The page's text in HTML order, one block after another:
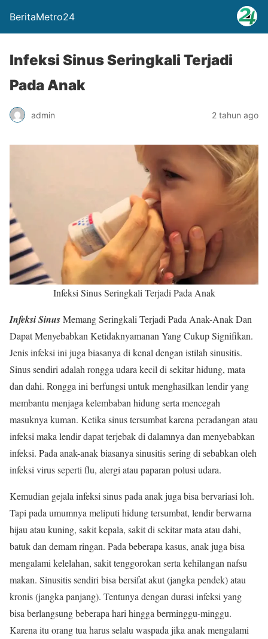
BeritaMetro24
Infeksi Sinus Seringkali Terjadi
Pada Anak
admin 2 tahun ago
Infeksi Sinus Seringkali Terjadi Pada Anak
Infeksi SinusMemang Seringkali Terjadi Pada Anak-Anak Dan
Dapat Menyebabkan Ketidaknyamanan Yang Cukup Signifikan.
Jenis infeksi ini juga biasanya di kenal dengan istilah sinusitis.
Sinus sendiri adalah rongga udara kecil di sekitar hidung, mata
dan dahi. Rongga ini berfungsi untuk menghasilkan lendir yang
membantu menjaga kelembaban hidung serta mencegah
masuknya kuman. Ketika sinus tersumbat karena peradangan atau
infeksi maka lendir dapat terjebak di dalamnya dan menyebabkan
infeksi. Pada anak-anak biasanya sinusitis sering di sebabkan oleh
infeksi virus seperti flu, alergi atau paparan polusi udara.
Kemudian gejala infeksi sinus pada anak juga bisa bervariasi loh.
Tapi pada umumnya meliputi hidung tersumbat, lendir berwarna
hijau atau kuning, sakit kepala, sakit di sekitar mata atau dahi,
batuk dan demam ringan. Pada beberapa kasus, anak juga bisa
mengalami kelelahan, sakit tenggorokan serta kehilangan nafsu
makan. Sinusitis sendiri bisa bersifat akut (jangka pendek) atau
kronis (jangka panjang). Tentunya dengan durasi infeksi yang
bisa berlangsung beberapa hari hingga berminggu-minggu.
Karena itu orang tua harus selalu waspada jika anak mengalami